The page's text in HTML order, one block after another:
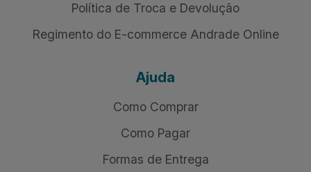
Política de Troca e Devolução
Regimento do E-commerce Andrade Online
Ajuda
Como Comprar
Como Pagar
Formas de Entrega